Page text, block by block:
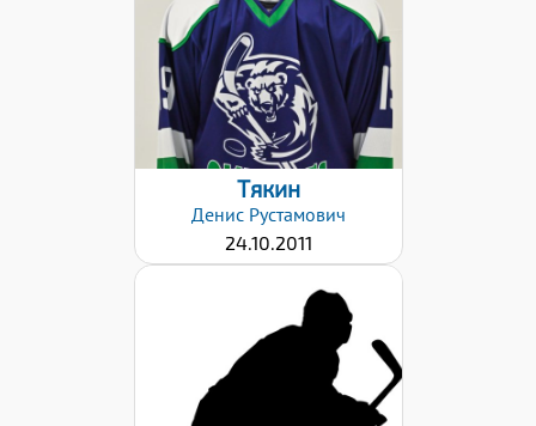
Дата заявки:
26.01.2021
Тякин
Денис Рустамович
24.10.2011